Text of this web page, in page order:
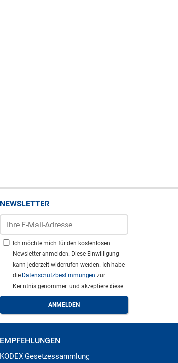
NEWSLETTER
Ich möchte mich für den kostenlosen
Newsletter anmelden. Diese Einwilligung
kann jederzeit widerrufen werden. Ich habe
die Datenschutzbestimmungen zur
Kenntnis genommen und akzeptiere diese.
EMPFEHLUNGEN
KODEX Gesetzessammlung